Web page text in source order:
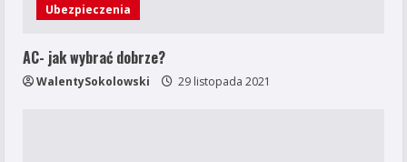
Ubezpieczenia
AC- jak wybrać dobrze?
WalentySokolowski 29 listopada 2021